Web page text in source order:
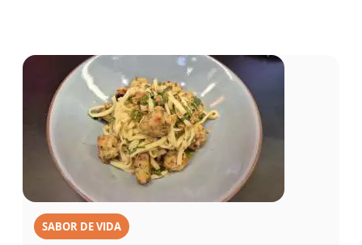
SABOR DE VIDA